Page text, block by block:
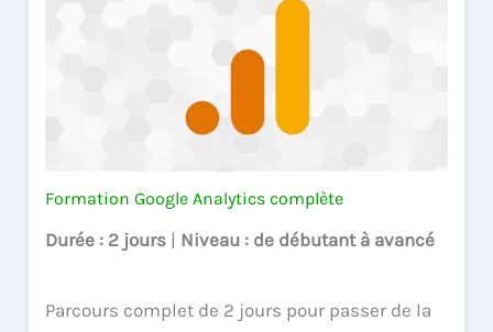
Formation Google Analytics complète
Durée : 2 jours | Niveau : de débutant à avancé
Parcours complet de 2 jours pour passer de la